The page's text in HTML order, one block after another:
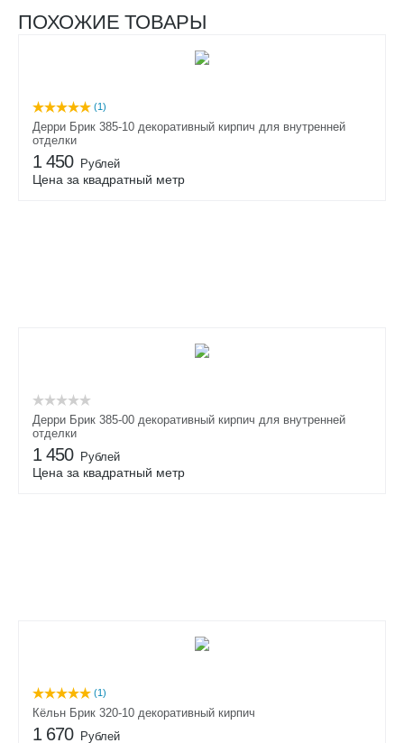
ПОХОЖИЕ ТОВАРЫ
(1)
Дерри Брик 385-10 декоративный кирпич для внутренней
отделки
1 450 Рублей
Цена за квадратный метр
Дерри Брик 385-00 декоративный кирпич для внутренней
отделки
1 450 Рублей
Цена за квадратный метр
(1)
Кёльн Брик 320-10 декоративный кирпич
1 670 Рублей